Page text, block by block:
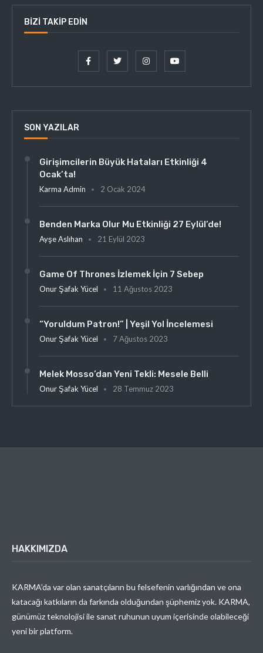
BIZI TAKIP EDIN
SON YAZILAR
Girişimcilerin Büyük Hataları Etkinliği 4
Ocak’ta!
Karma Admin 2 Ocak 2024
Benden Marka Olur Mu Etkinliği 27 Eylül’de!
Ayşe Aslıhan 21 Eylül 2023
Game Of Thrones İzlemek İçin 7 Sebep
Onur Şafak Yücel 11 Ağustos 2023
“Yoruldum Patron!” | Yeşil Yol İncelemesi
Onur Şafak Yücel 7 Ağustos 2023
Melek Mosso’dan Yeni Tekli: Mesele Belli
Onur Şafak Yücel 28 Temmuz 2023
HAKKIMIZDA
KARMA’da var olan sanatçıların bu felsefenin varlığından ve ona
katacağı katkıların da farkında olduğundan şüphemiz yok. KARMA,
günümüz teknolojisi ile sanat ruhunun uyum içerisinde olabileceği
yeni bir platform.